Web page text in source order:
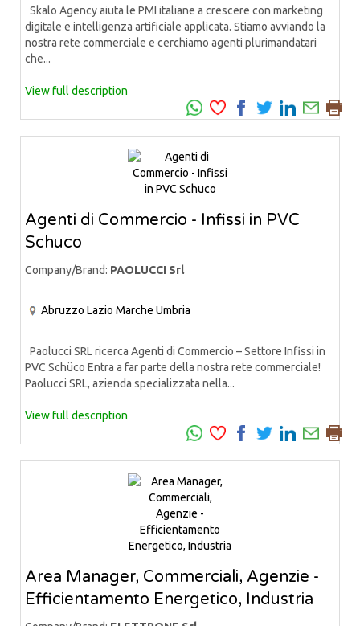
Skalo Agency aiuta le PMI italiane a crescere con marketing
digitale e intelligenza artificiale applicata. Stiamo avviando la
nostra rete commerciale e cerchiamo agenti plurimandatari
che...
View full description
Agenti di Commercio - Infissi in PVC
Schuco
Company/Brand: PAOLUCCI Srl
Abruzzo Lazio Marche Umbria
Paolucci SRL ricerca Agenti di Commercio – Settore Infissi in
PVC Schüco Entra a far parte della nostra rete commerciale!
Paolucci SRL, azienda specializzata nella...
View full description
Area Manager, Commerciali, Agenzie -
Efficientamento Energetico, Industria